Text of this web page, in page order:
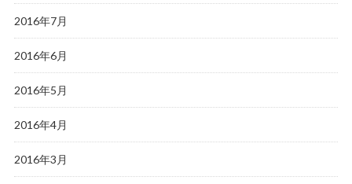
2016年7月
2016年6月
2016年5月
2016年4月
2016年3月